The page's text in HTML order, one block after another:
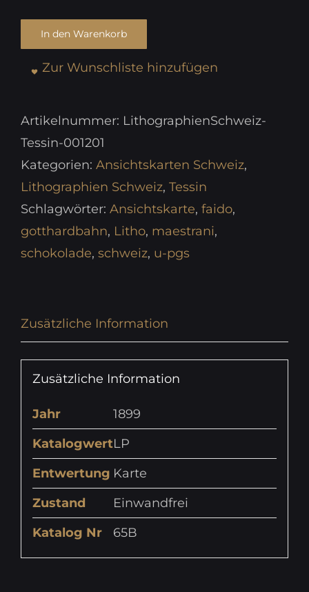
In den Warenkorb
Zur Wunschliste hinzufügen
Artikelnummer: LithographienSchweiz-
Tessin-001201
Kategorien: Ansichtskarten Schweiz,
Lithographien Schweiz, Tessin
Schlagwörter: Ansichtskarte, faido,
gotthardbahn, Litho, maestrani,
schokolade, schweiz, u-pgs
Zusätzliche Information
Zusätzliche Information
Jahr
1899
KatalogwertLP
Entwertung Karte
Zustand
Einwandfrei
Katalog Nr
65B